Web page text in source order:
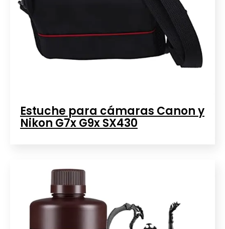
Estuche para cámaras Canon y
Nikon G7x G9x SX430